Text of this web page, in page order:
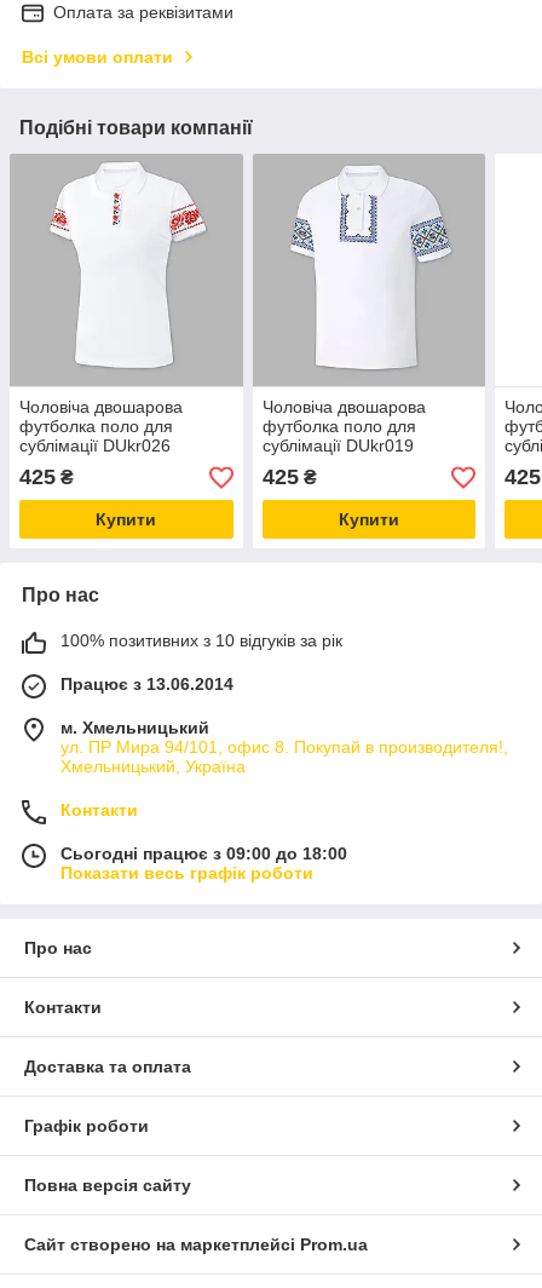
Оплата за реквізитами
Всі умови оплати
Подібні товари компанії
Чоловіча двошарова
футболка поло для
сублімації DUkr026
425 ₴
Купити
Чоловіча двошарова
футболка поло для
сублімації DUkr019
425₴
Купити
425
Про нас
100% позитивних з 10 відгуків за рік
Працює з 13.06.2014
м. Хмельницький
ул. ПР Мира 94/101, офис 8. Покупай в производителя!,
Хмельницький, Україна
Контакти
Сьогодні працює з 09:00 до 18:00
Показати весь графік роботи
Про нас
Контакти
Доставка та оплата
Графік роботи
Повна версія сайту
Сайт створено на маркетплейсі Prom.ua